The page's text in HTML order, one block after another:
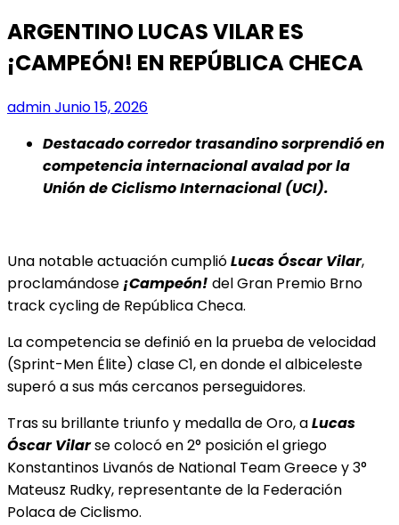
ARGENTINO LUCAS VILAR ES
¡CAMPEÓN! EN REPÚBLICA CHECA
adminJunio 15, 2026
Destacado corredor trasandino sorprendió en
competencia internacional avalad por la
Unión de Ciclismo Internacional (UCI).
Una notable actuación cumplióLucas Óscar Vilar,
proclamándose ¡Campeón! del Gran Premio Brno
track cycling de República Checa.
La competencia se definió en la prueba de velocidad
(Sprint-Men Élite) clase C1, en donde el albiceleste
superó a sus más cercanos perseguidores.
Tras su brillante triunfo y medalla de Oro, aLucas
Óscar Vilarse colocó en 2° posición el griego
Konstantinos Livanós de National Team Greece y 3°
Mateusz Rudky, representante de la Federación
Polaca de Ciclismo.